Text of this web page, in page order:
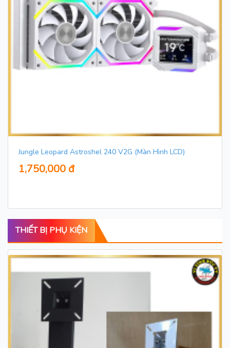
Jungle Leopard Astroshel 240 V2G (Màn Hình LCD)
1,750,000 đ
THIẾT BỊ PHỤ KIỆN